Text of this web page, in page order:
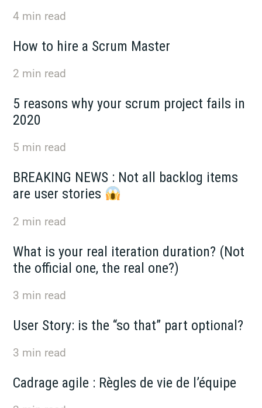
4 min read
How to hire a Scrum Master
2 min read
5 reasons why your scrum project fails in
2020
5 min read
BREAKING NEWS : Not all backlog items
are user stories
2 min read
What is your real iteration duration? (Not
the official one, the real one?)
3 min read
User Story: is the “so that” part optional?
3 min read
Cadrage agile : Règles de vie de l’équipe